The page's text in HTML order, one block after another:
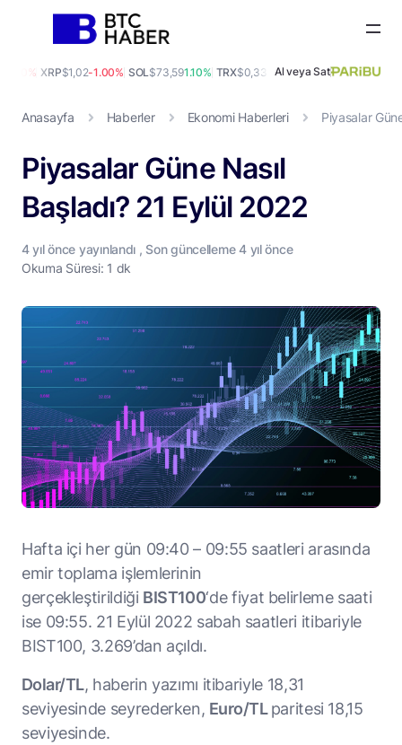
XRP$1,02-1.00% SOL$73,591.10% TRX$0,330.10% DOGE$0,071.20%
Al veya Sat
Anasayfa Haberler Ekonomi Haberleri Piyasalar
Piyasalar Güne Nasıl
Başladı? 21 Eylül 2022
4 yılönce yayınlandı , Son güncelleme4 yılönce
Okuma Süresi: 1 dk
Hafta içi her gün 09:40 – 09:55 saatleri arasında
emir toplama işlemlerinin
gerçekleştirildiğiBIST100‘de fiyat belirleme saati
ise 09:55. 21 Eylül 2022 sabah saatleri itibariyle
BIST100, 3.269’dan açıldı.
Dolar/TL, haberin yazımı itibariyle 18,31
seviyesinde seyrederken, Euro/TLparitesi 18,15
seviyesinde.